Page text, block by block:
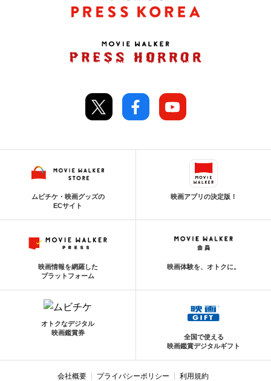
ムビチケ・映画グッズの
ECサイト
映画アプリの決定版！
映画情報を網羅した
プラットフォーム
映画体験を、オトクに。
オトクなデジタル
映画鑑賞券
全国で使える
映画鑑賞デジタルギフト
会社概要 プライバシーポリシー 利用規約